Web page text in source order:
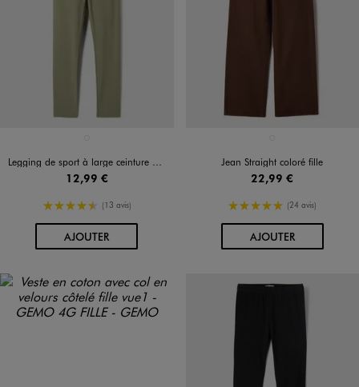
Legging de sport à large ceinture élastiquée fille
12,99 €
4.5/5 de moyenne
(13 avis)
AJOUTERAU PANIER
Jean Straight coloré fille
22,99 €
5/5 de moyenne
(24 avis)
AJOUTERAU PANIER